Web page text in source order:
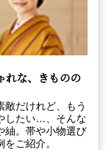
れな、きものの
敵だけれど、もう
したい…、そんな
紬。帯や小物選び
ご紹介。